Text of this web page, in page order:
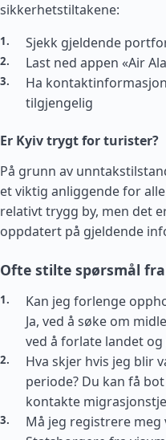
sikkerhetstiltakene:
Sjekk gjeldende
Last ned appen «Air
Ha
tilgjengelig
Er Kyiv trygt for turister?
På grunn av
et viktig anliggende for
relativt trygg by, men det
oppdatert på gjeldende
Ofte stilte spørsmål
Kan jeg forlenge
Ja, ved å søke om
ved å forlate landet
Hva skjer hvis jeg blir
periode? Du kan få
kontakte
Må jeg registrere